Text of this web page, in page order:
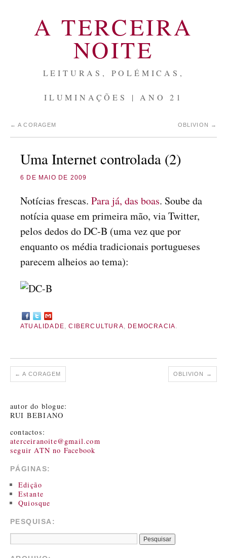
A TERCEIRA
NOITE
LEITURAS, POLÉMICAS,
ILUMINAÇÕES | ANO 21
← A CORAGEM OBLIVION →
Uma Internet controlada (2)
6 DE MAIO DE 2009
Notícias frescas. Para já, das boas. Soube da
notícia quase em primeira mão, via Twitter,
pelos dedos do DC-B (uma vez que por
enquanto os média tradicionais portugueses
parecem alheios ao tema):
ATUALIDADE,CIBERCULTURA, DEMOCRACIA.
← A CORAGEM OBLIVION →
autor do blogue:
RUI BEBIANO
contactos:
aterceiranoite@gmail.com
seguir ATN no Facebook
PÁGINAS:
Edição
Estante
Quiosque
PESQUISA: